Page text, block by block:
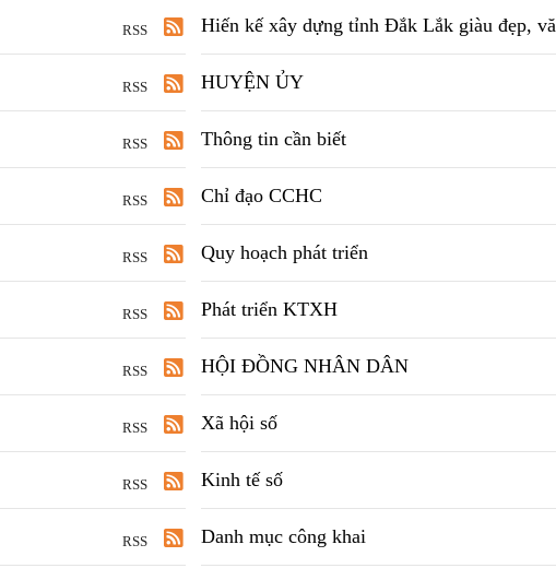
RSS Hiến kế xây dựng tỉnh Đắk Lắk giàu đẹp,
RSS HUYỆN ỦY
RSS Thông tin cần biết
RSS Chỉ đạo CCHC
RSS Quy hoạch phát triển
RSS Phát triển KTXH
RSS HỘI ĐỒNG NHÂN DÂN
RSS Xã hội số
RSS Kinh tế số
RSS Danh mục công khai